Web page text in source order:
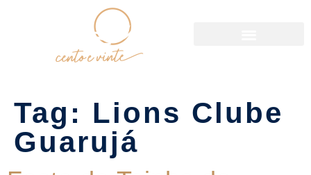
Tag: Lions Clube
Guarujá